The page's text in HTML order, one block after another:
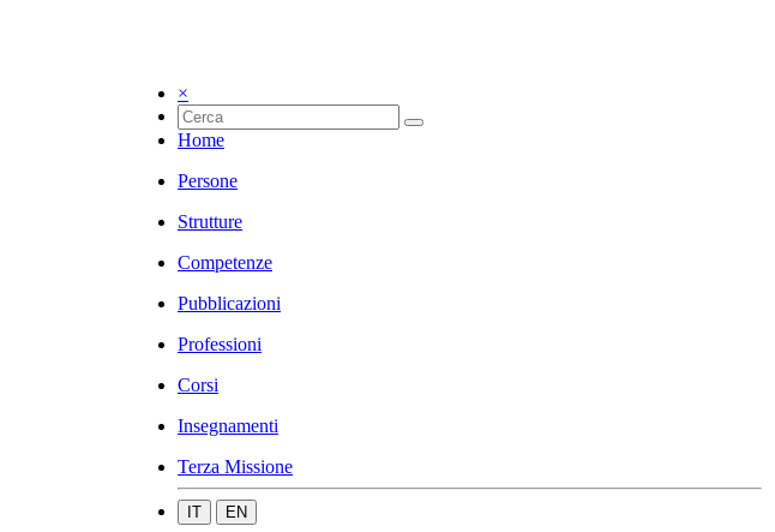
×
Home
Persone
Strutture
Competenze
Pubblicazioni
Professioni
Corsi
Insegnamenti
Terza Missione
IT EN